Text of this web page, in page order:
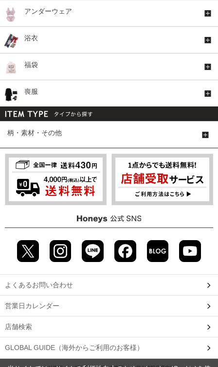
アンダーウェア
浴衣
福袋
喪服
柄・素材・その他
よくあるお問い合わせ
営業日カレンダー
店舗検索
GLOBAL GUIDE（海外からご利用のお客様）